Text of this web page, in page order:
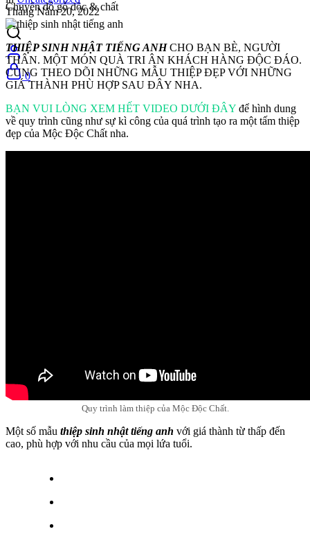
Chuyên đồ gỗ độc & chất
0
Tháng Năm 20, 2022
THIỆP SINH NHẬT TIẾNG ANHCHO BẠN BÈ, NGƯỜI
THÂN. MỘT MÓN QUÀ TRI ÂN KHÁCH HÀNG ĐỘC ĐÁO.
CÙNG THEO DÕI NHỮNG MẪU THIỆP ĐẸP VỚI NHỮNG
GIÁ THÀNH PHÙ HỢP SAU ĐÂY NHA.
BẠN VUI LÒNG XEM HẾT VIDEO DƯỚI ĐÂY để hình dung
về quy trình cũng như sự kì công của quá trình tạo ra một tấm thiệp
đẹp của Mộc Độc Chất nha.
Quy trình làm thiệp của Mộc Độc Chất.
Một số mẫu thiệp sinh nhật tiếng anh với giá thành từ thấp đến
cao, phù hợp với nhu cầu của mọi lứa tuổi.